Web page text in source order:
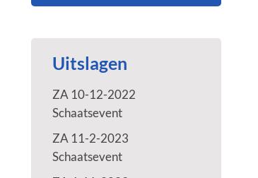
Uitslagen
ZA 10-12-2022
Schaatsevent
ZA 11-2-2023
Schaatsevent